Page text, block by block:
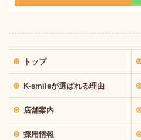
トップ
K-smileが選ばれる理由
店舗案内
採用情報